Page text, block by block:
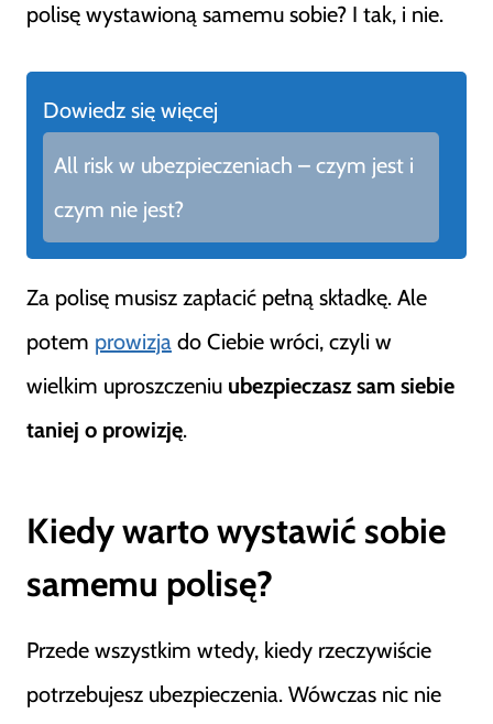
polisę wystawioną samemu sobie? I tak, i nie.
Dowiedz się więcej
All risk w ubezpieczeniach – czym jest i
czym nie jest?
Za polisę musisz zapłacić pełną składkę. Ale
potem prowizja do Ciebie wróci, czyli w
wielkim uproszczeniu ubezpieczasz sam siebie
taniej o prowizję.
Kiedy warto wystawić sobie
samemu polisę?
Przede wszystkim wtedy, kiedy rzeczywiście
potrzebujesz ubezpieczenia. Wówczas nic nie